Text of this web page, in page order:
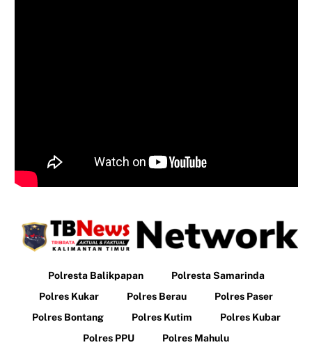
Polresta Balikpapan
Polresta Samarinda
Polres Kukar
Polres Berau
Polres Paser
Polres Bontang
Polres Kutim
Polres Kubar
Polres PPU
Polres Mahulu